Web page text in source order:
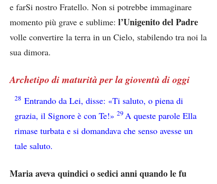
e farSi nostro Fratello. Non si potrebbe immaginare
momento più grave e sublime: l’Unigenito del Padre
volle convertire la terra in un Cielo, stabilendo tra noi la
sua dimora.
Archetipo di maturità per la gioventù di oggi
28 Entrando da Lei, disse: «Ti saluto, o piena di
grazia, il Signore è con Te!» 29 A queste parole Ella
rimase turbata e si domandava che senso avesse un
tale saluto.
Maria aveva quindici o sedici anni quando le fu